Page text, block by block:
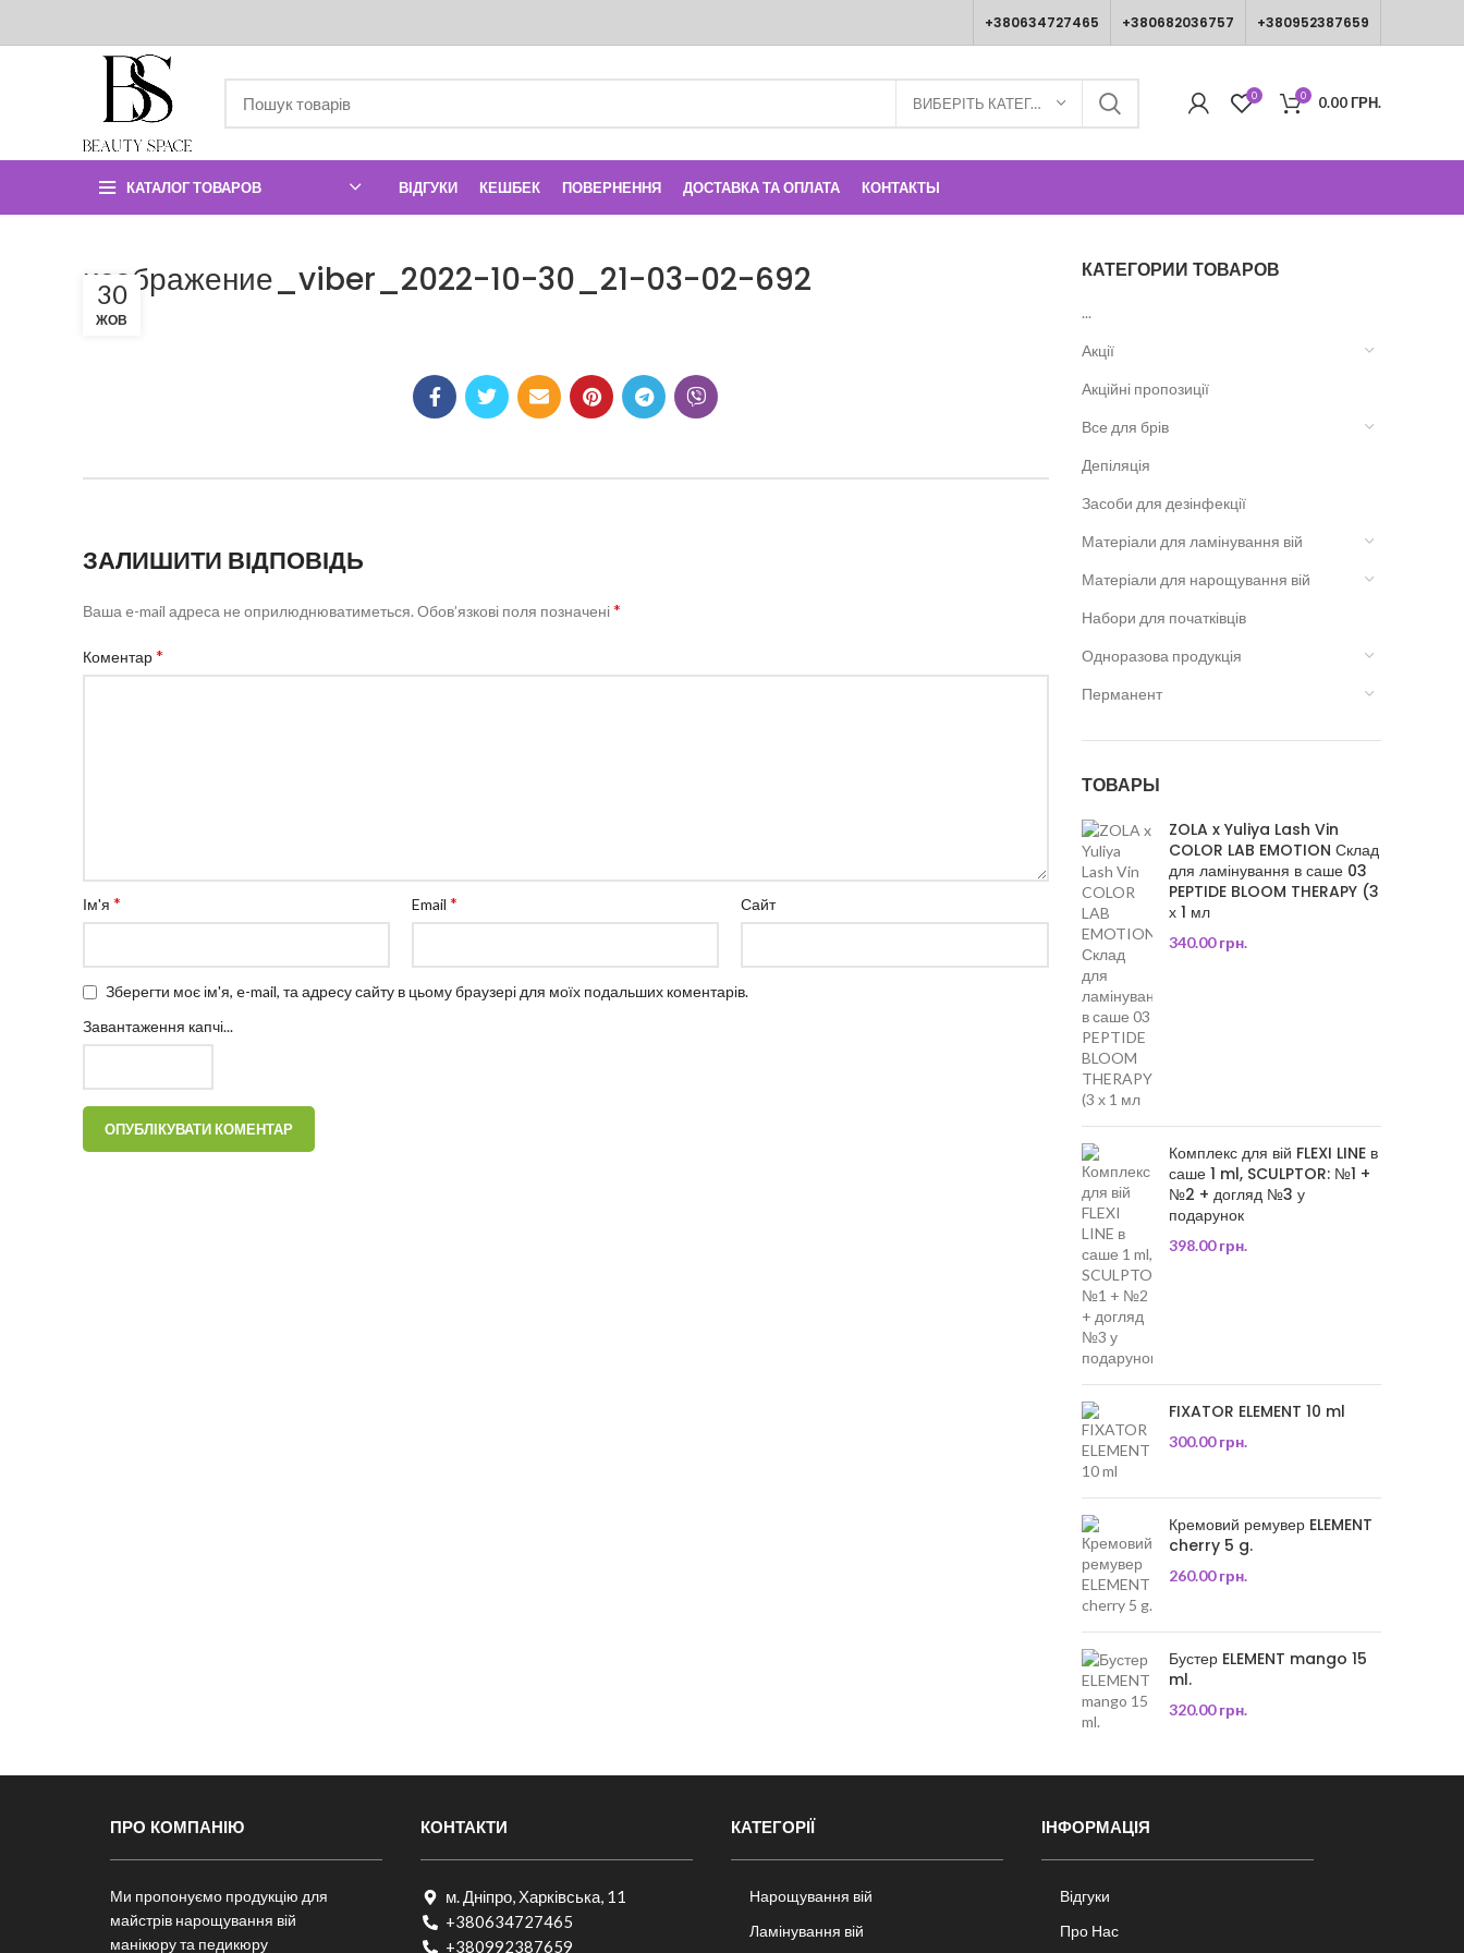
+380634727465 +380682036757 +380952387659
ВИБЕРІТЬ КАТЕГОРІЮ 0 0 0.00ГРН.
КАТАЛОГ ТОВАРОВ ВІДГУКИ КЕШБЕК ПОВЕРНЕННЯ ДОСТАВКА ТА ОПЛАТА КОНТАКТЫ
изображение_viber_2022-10-30_21-03-02-692
30
ЖОВ
ЗАЛИШИТИ ВІДПОВІДЬ
Ваша e-mail адреса не оприлюднюватиметься. Обов’язкові поля позначені*
Коментар*
Ім'я * Email* Сайт
Зберегти моє ім'я, e-mail, та адресу сайту в цьому браузері для моїх подальших коментарів.
Завантаження капчі...
КАТЕГОРИИ ТОВАРОВ
...
Акції
Акційні пропозиції
Все для брів
Депіляція
Засоби для дезінфекції
Матеріали для ламінування вій
Матеріали для нарощування вій
Набори для початківців
Одноразова продукція
Перманент
ТОВАРЫ
ZOLA x Yuliya Lash Vin
COLOR LAB EMOTION Склад
для ламінування в саше 03
PEPTIDE BLOOM THERAPY (3
х 1 мл
340.00грн.
Комплекс для вій FLEXI LINE в
саше 1 ml, SCULPTOR: №1 +
№2 + догляд №3 у
подарунок
398.00грн.
FIXATOR ELEMENT 10 ml
300.00грн.
Кремовий ремувер ELEMENT
cherry 5 g.
260.00грн.
Бустер ELEMENT mango 15
ml.
320.00грн.
ПРО КОМПАНІЮ
Ми пропонуємо продукцію для
майстрів нарощування вій
манікюру та педикюру
КОНТАКТИ
м. Дніпро, Харківська, 11
+380634727465
+380992387659
КАТЕГОРІЇ
Нарощування вій
Ламінування вій
ІНФОРМАЦІЯ
Відгуки
Про Нас